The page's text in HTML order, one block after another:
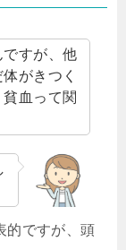
すが、他
がきつく
血って関
的ですが、頭